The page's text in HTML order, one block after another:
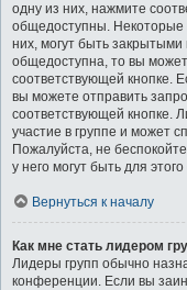
одну из них, нажмите
общедоступны. Некоторые
них, могут быть
общедоступна, то вы
соответствующей кнопке.
вы можете отправить
соответствующей кнопке.
участие в группе и может
Пожалуйста, не
у него могут быть для
Вернуться к началу
Как мне стать лидером
Лидеры групп обычно
конференции. Если вы